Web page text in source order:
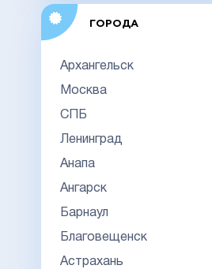
ГОРОДА
Архангельск
Москва
СПБ
Ленинград
Анапа
Ангарск
Барнаул
Благовещенск
Астрахань